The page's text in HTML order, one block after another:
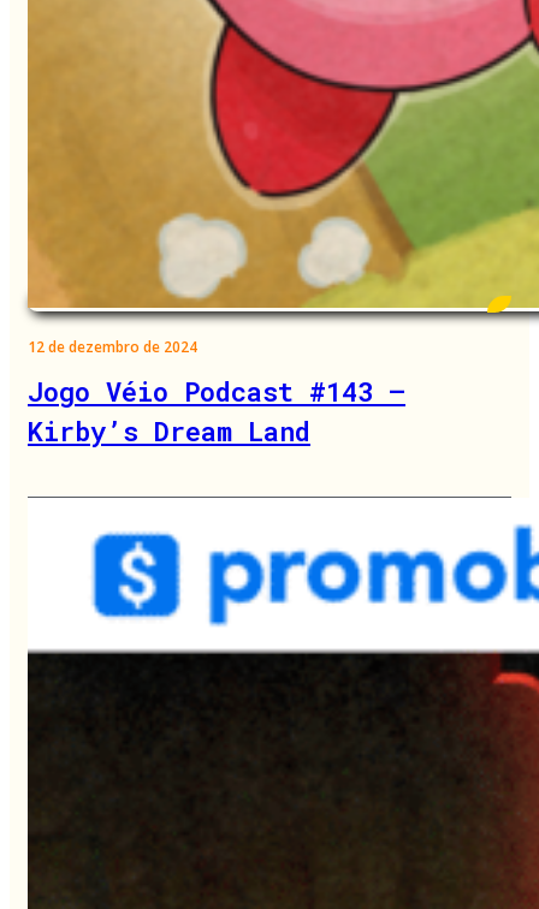
12 de dezembro de 2024
Jogo Véio Podcast #143 –
Kirby’s Dream Land